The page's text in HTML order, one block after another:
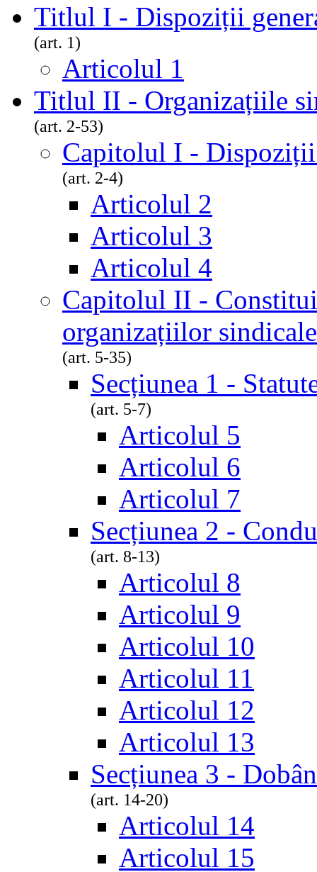
Titlul I - Dispoziții
(art. 1)
Articolul 1
Titlul II - Organizațiile
(art. 2-53)
Capitolul I - Dispoziții
(art. 2-4)
Articolul 2
Articolul 3
Articolul 4
Capitolul II -
organizațiilor sindicale
(art. 5-35)
Secțiunea 1 -
(art. 5-7)
Articolul 5
Articolul 6
Articolul 7
Secțiunea 2 -
(art. 8-13)
Articolul 8
Articolul 9
Articolul 10
Articolul 11
Articolul 12
Articolul 13
Secțiunea 3 -
(art. 14-20)
Articolul 14
Articolul 15